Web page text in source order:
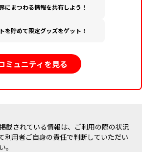
にまつわる情報を共有しよう！
を貯めて限定グッズをゲット！
ミュニティを見る
載されている情報は、ご利用の際の状況
利用者ご自身の責任で判断していただい
。